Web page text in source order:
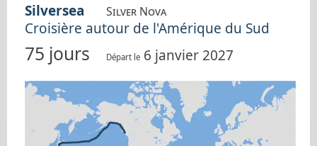
Silversea Silver Nova
Croisière autour de l'Amérique du Sud
75 jours Départ le 6 janvier 2027